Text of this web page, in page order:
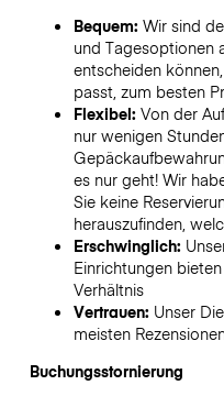
Bequem: Wir sind
und Tagesoptionen
entscheiden
passt, zum besten
Flexibel: Von der
nur wenigen
es nur geht! Wir
Sie keine
herauszufinden,
Erschwinglich:
Einrichtungen
Verhältnis
Vertrauen: Unser
meisten
Buchungsstornierung